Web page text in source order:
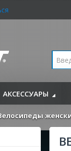
АКСЕССУАРЫ